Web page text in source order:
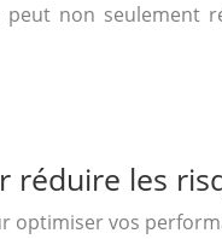
non seulement
réduire les
vos